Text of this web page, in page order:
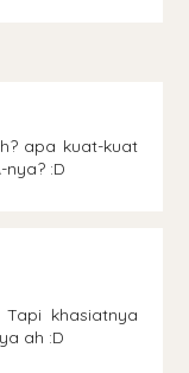
apa kuat-kuat
:D
khasiatnya
ah :D